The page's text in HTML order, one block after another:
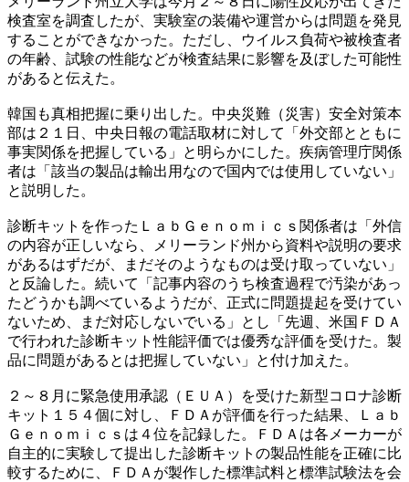
検査室を調査したが、実験室の装備や運営からは問題を発見
することができなかった。ただし、ウイルス負荷や被検査者
の年齢、試験の性能などが検査結果に影響を及ぼした可能性
があると伝えた。
韓国も真相把握に乗り出した。中央災難（災害）安全対策本
部は２１日、中央日報の電話取材に対して「外交部とともに
事実関係を把握している」と明らかにした。疾病管理庁関係
者は「該当の製品は輸出用なので国内では使用していない」
と説明した。
診断キットを作ったＬａｂＧｅｎｏｍｉｃｓ関係者は「外信
の内容が正しいなら、メリーランド州から資料や説明の要求
があるはずだが、まだそのようなものは受け取っていない」
と反論した。続いて「記事内容のうち検査過程で汚染があっ
たどうかも調べているようだが、正式に問題提起を受けてい
ないため、まだ対応しないでいる」とし「先週、米国ＦＤＡ
で行われた診断キット性能評価では優秀な評価を受けた。製
品に問題があるとは把握していない」と付け加えた。
２～８月に緊急使用承認（ＥＵＡ）を受けた新型コロナ診断
キット１５４個に対し、ＦＤＡが評価を行った結果、Ｌａｂ
Ｇｅｎｏｍｉｃｓは４位を記録した。ＦＤＡは各メーカーが
自主的に実験して提出した診断キットの製品性能を正確に比
較するために、ＦＤＡが製作した標準試料と標準試験法を会